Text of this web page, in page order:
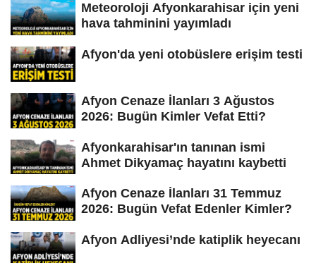
Meteoroloji Afyonkarahisar için yeni
hava tahminini yayımladı
Afyon'da yeni otobüslere erişim testi
Afyon Cenaze İlanları 3 Ağustos
2026: Bugün Kimler Vefat Etti?
Afyonkarahisar'ın tanınan ismi
Ahmet Dikyamaç hayatını kaybetti
Afyon Cenaze İlanları 31 Temmuz
2026: Bugün Vefat Edenler Kimler?
Afyon Adliyesi’nde katiplik heyecanı